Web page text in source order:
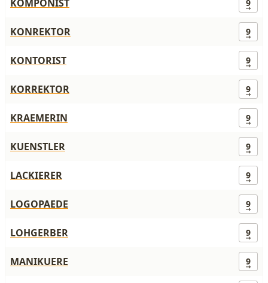
KOMPONIST 9
KONREKTOR 9
KONTORIST 9
KORREKTOR 9
KRAEMERIN 9
KUENSTLER 9
LACKIERER 9
LOGOPAEDE 9
LOHGERBER 9
MANIKUERE 9